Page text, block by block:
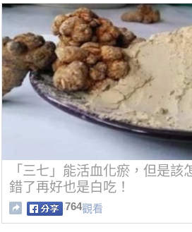
「三七」能活血化瘀，但是該
錯了再好也是白吃！
764觀看